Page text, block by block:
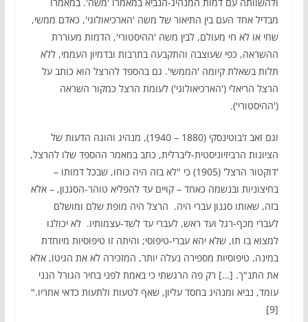
מבדיל אחד העם בין התיאור של משה 'הארכיאולוגי', כאדם ממשי,
שחי או לא חי מעולם, לבין משה 'ההיסטורי', הדמות מעוררת
ההשראה, כפי שעוצבה והתקבעה בתרבות ובדמיון העממי, ללא
תלות בשאלת קיומה 'הממשי'. גם בהספד להרצל הוא כותב על
הרצל הריאלי ('הארכיאולוגי') לעומת הרצל כמקור השראה
('ההיסטורי').
וגם זאב ז'בוטינסקי (1880 – 1940), מנהיג והוגה הדעות של
הציונות הרביזיוניסטית-ליברלית, כתב במאמר ההספד שלו להרצל,
'דוקטור הרצל' (1905) כי "לא בזה היה כוחו, שבכל דמותו –
בחיצוניות ובנשמה כאחד – קוּיים עד להפליא טוהר-הסגנון, – אלא
בזה, שאותו סגנון עברי היה. הרצל היה מופת שלם ומושלם
לעברי מכף-רגל ועד ראש, לעברי עד לשד-עצמותיו. לא יכולנו
למצוא בו תו, שלא יהא עברי-טיפוסי; והיתה זו טיפּוּסיות מיוחדת
במינה, טיפּוסיוּת מספירה נעלה יותר, המזכּירה לא את הגיטוֹ, אלא
את התנ"ך. […] רק פה הרגשתי כי באמת לפני בחיר הגורל הנני
עומד, נביא ומנהיג בחסד עליון, שאף לטעות ולתעות כדאי אחריו."
[9]